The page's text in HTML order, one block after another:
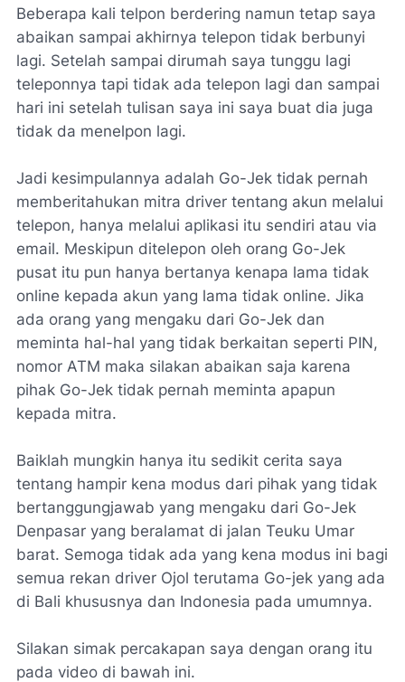
Beberapa kali telpon berdering namun tetap saya
abaikan sampai akhirnya telepon tidak berbunyi
lagi. Setelah sampai dirumah saya tunggu lagi
teleponnya tapi tidak ada telepon lagi dan sampai
hari ini setelah tulisan saya ini saya buat dia juga
tidak da menelpon lagi.
Jadi kesimpulannya adalah Go-Jek tidak pernah
memberitahukan mitra driver tentang akun melalui
telepon, hanya melalui aplikasi itu sendiri atau via
email. Meskipun ditelepon oleh orang Go-Jek
pusat itu pun hanya bertanya kenapa lama tidak
online kepada akun yang lama tidak online. Jika
ada orang yang mengaku dari Go-Jek dan
meminta hal-hal yang tidak berkaitan seperti PIN,
nomor ATM maka silakan abaikan saja karena
pihak Go-Jek tidak pernah meminta apapun
kepada mitra.
Baiklah mungkin hanya itu sedikit cerita saya
tentang hampir kena modus dari pihak yang tidak
bertanggungjawab yang mengaku dari Go-Jek
Denpasar yang beralamat di jalan Teuku Umar
barat. Semoga tidak ada yang kena modus ini bagi
semua rekan driver Ojol terutama Go-jek yang ada
di Bali khususnya dan Indonesia pada umumnya.
Silakan simak percakapan saya dengan orang itu
pada video di bawah ini.